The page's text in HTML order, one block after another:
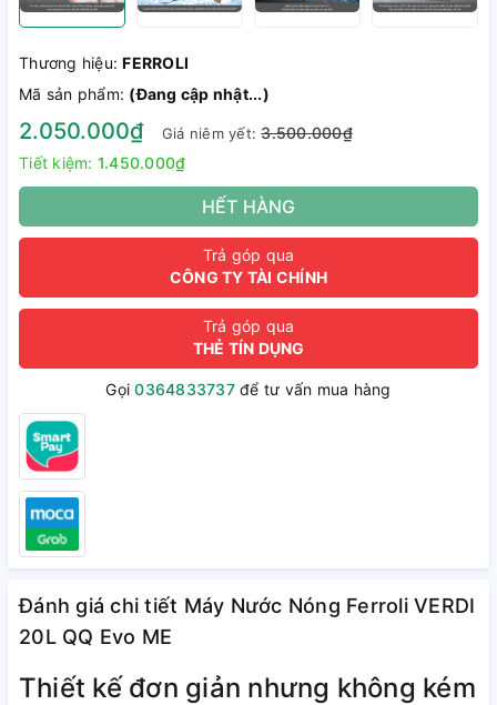
Thương hiệu:FERROLI
Mã sản phẩm: (Đang cập nhật...)
2.050.000₫ Giá niêm yết:3.500.000₫
Tiết kiệm: 1.450.000₫
HẾT HÀNG
Trả góp qua
CÔNG TY TÀI CHÍNH
Trả góp qua
THẺ TÍN DỤNG
Gọi0364833737để tư vấn mua hàng
Đánh giá chi tiết Máy Nước Nóng Ferroli VERDI
20L QQ Evo ME
Thiết kế đơn giản nhưng không kém